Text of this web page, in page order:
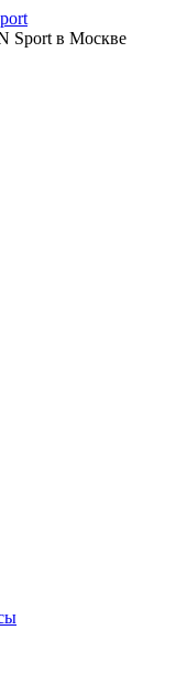
Sport в Москве